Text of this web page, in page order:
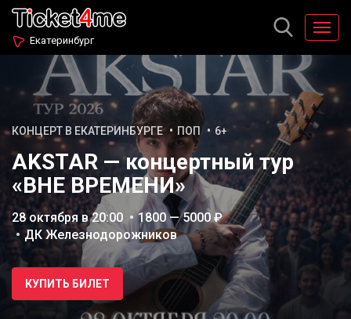
Екатеринбург
КОНЦЕРТ В ЕКАТЕРИНБУРГЕ ПОП 6+
AKSTAR — концертный тур
«ВНЕ ВРЕМЕНИ»
28 октября в 20:00
1800 — 5000 ₽
ДК Железнодорожников
КУПИТЬ БИЛЕТ